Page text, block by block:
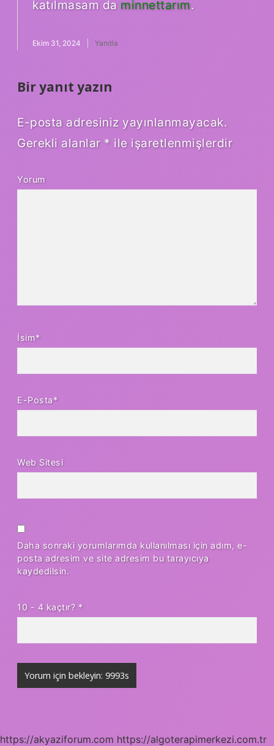
katılmasam da minnettarım.
Ekim 31, 2024 Yanıtla
Bir yanıt yazın
E-posta adresiniz yayınlanmayacak.
Gerekli alanlar * ile işaretlenmişlerdir
Yorum
İsim*
E-Posta*
Web Sitesi
Daha sonraki yorumlarımda kullanılması için adım, e-
posta adresim ve site adresim bu tarayıcıya
kaydedilsin.
10 - 4 kaçtır? *
https://akyaziforum.com https://algoterapimerkezi.com.tr